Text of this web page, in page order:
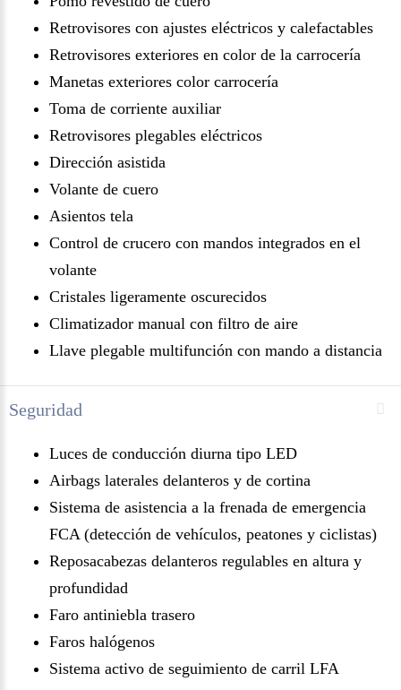
Retrovisores con ajustes eléctricos y calefactables
Retrovisores exteriores en color de la carrocería
Manetas exteriores color carrocería
Toma de corriente auxiliar
Retrovisores plegables eléctricos
Dirección asistida
Volante de cuero
Asientos tela
Control de crucero con mandos integrados en el
volante
Cristales ligeramente oscurecidos
Climatizador manual con filtro de aire
Llave plegable multifunción con mando a distancia
Seguridad
Luces de conducción diurna tipo LED
Airbags laterales delanteros y de cortina
Sistema de asistencia a la frenada de emergencia
FCA (detección de vehículos, peatones y ciclistas)
Reposacabezas delanteros regulables en altura y
profundidad
Faro antiniebla trasero
Faros halógenos
Sistema activo de seguimiento de carril LFA